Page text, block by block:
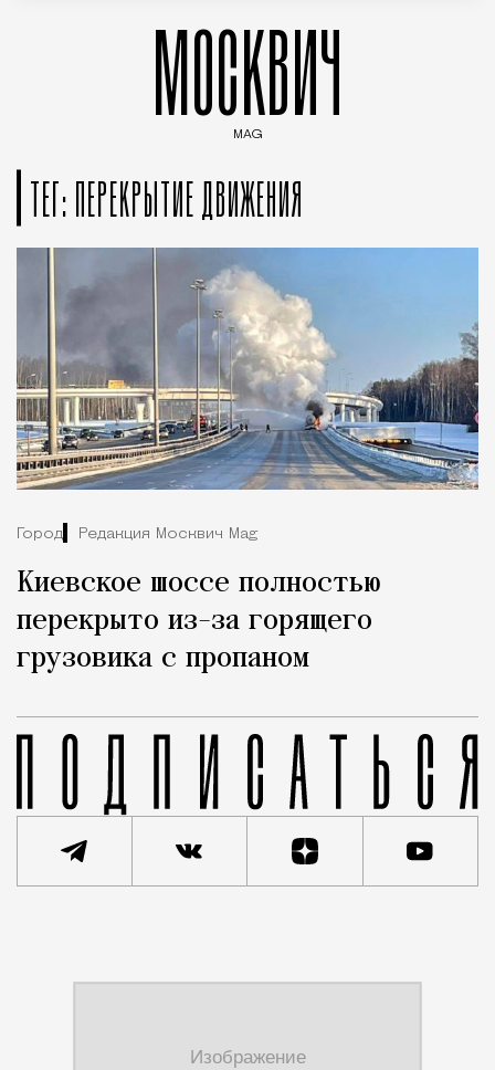
МОСКВИЧ
MAG
ТЕГ: ПЕРЕКРЫТИЕ ДВИЖЕНИЯ
Город Редакция Москвич Mag
Киевское шоссе полностью
перекрыто из-за горящего
грузовика с пропаном